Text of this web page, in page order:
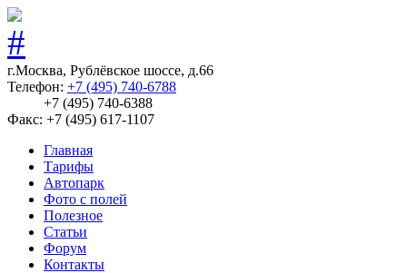
г.Москва, Рублёвское шоссе, д.66
Телефон: +7 (495) 740-6788
+7 (495) 740-6388
Факс: +7 (495) 617-1107
Главная
Тарифы
Автопарк
Фото с полей
Полезное
Статьи
Форум
Контакты